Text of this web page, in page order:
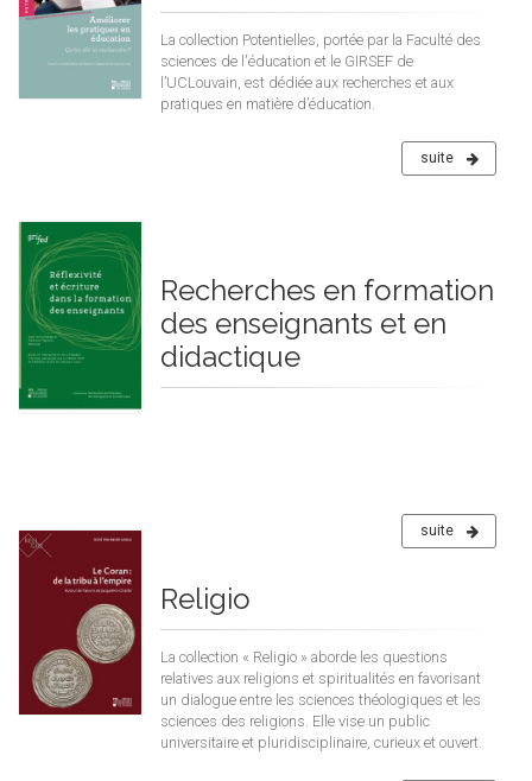
La collection Potentielles, portée par la Faculté des
sciences de l'éducation et le GIRSEF de
l’UCLouvain, est dédiée aux recherches et aux
pratiques en matière d’éducation.
suite
Recherches en formation
des enseignants et en
didactique
suite
Religio
La collection « Religio » aborde les questions
relatives aux religions et spiritualités en favorisant
un dialogue entre les sciences théologiques et les
sciences des religions. Elle vise un public
universitaire et pluridisciplinaire, curieux et ouvert.